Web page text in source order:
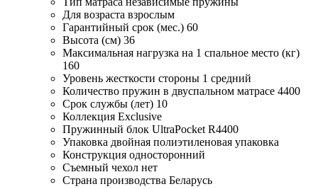
Для возраста взрослым
Гарантийный срок (мес.) 60
Высота (см) 36
Максимальная нагрузка на 1 спальное место (кг)
160
Уровень жесткости стороны 1 средний
Количество пружин в двуспальном матрасе 4400
Срок службы (лет) 10
Коллекция Exclusive
Пружинный блок UltraPocket R4400
Упаковка двойная полиэтиленовая упаковка
Конструкция односторонний
Съемный чехол нет
Страна производства Беларусь